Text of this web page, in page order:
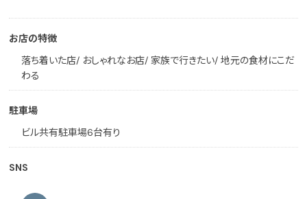
お店の特徴
落ち着いた店/ おしゃれなお店/ 家族で行きたい/ 地元の食材にこだ
わる
駐車場
ビル共有駐車場6台有り
SNS